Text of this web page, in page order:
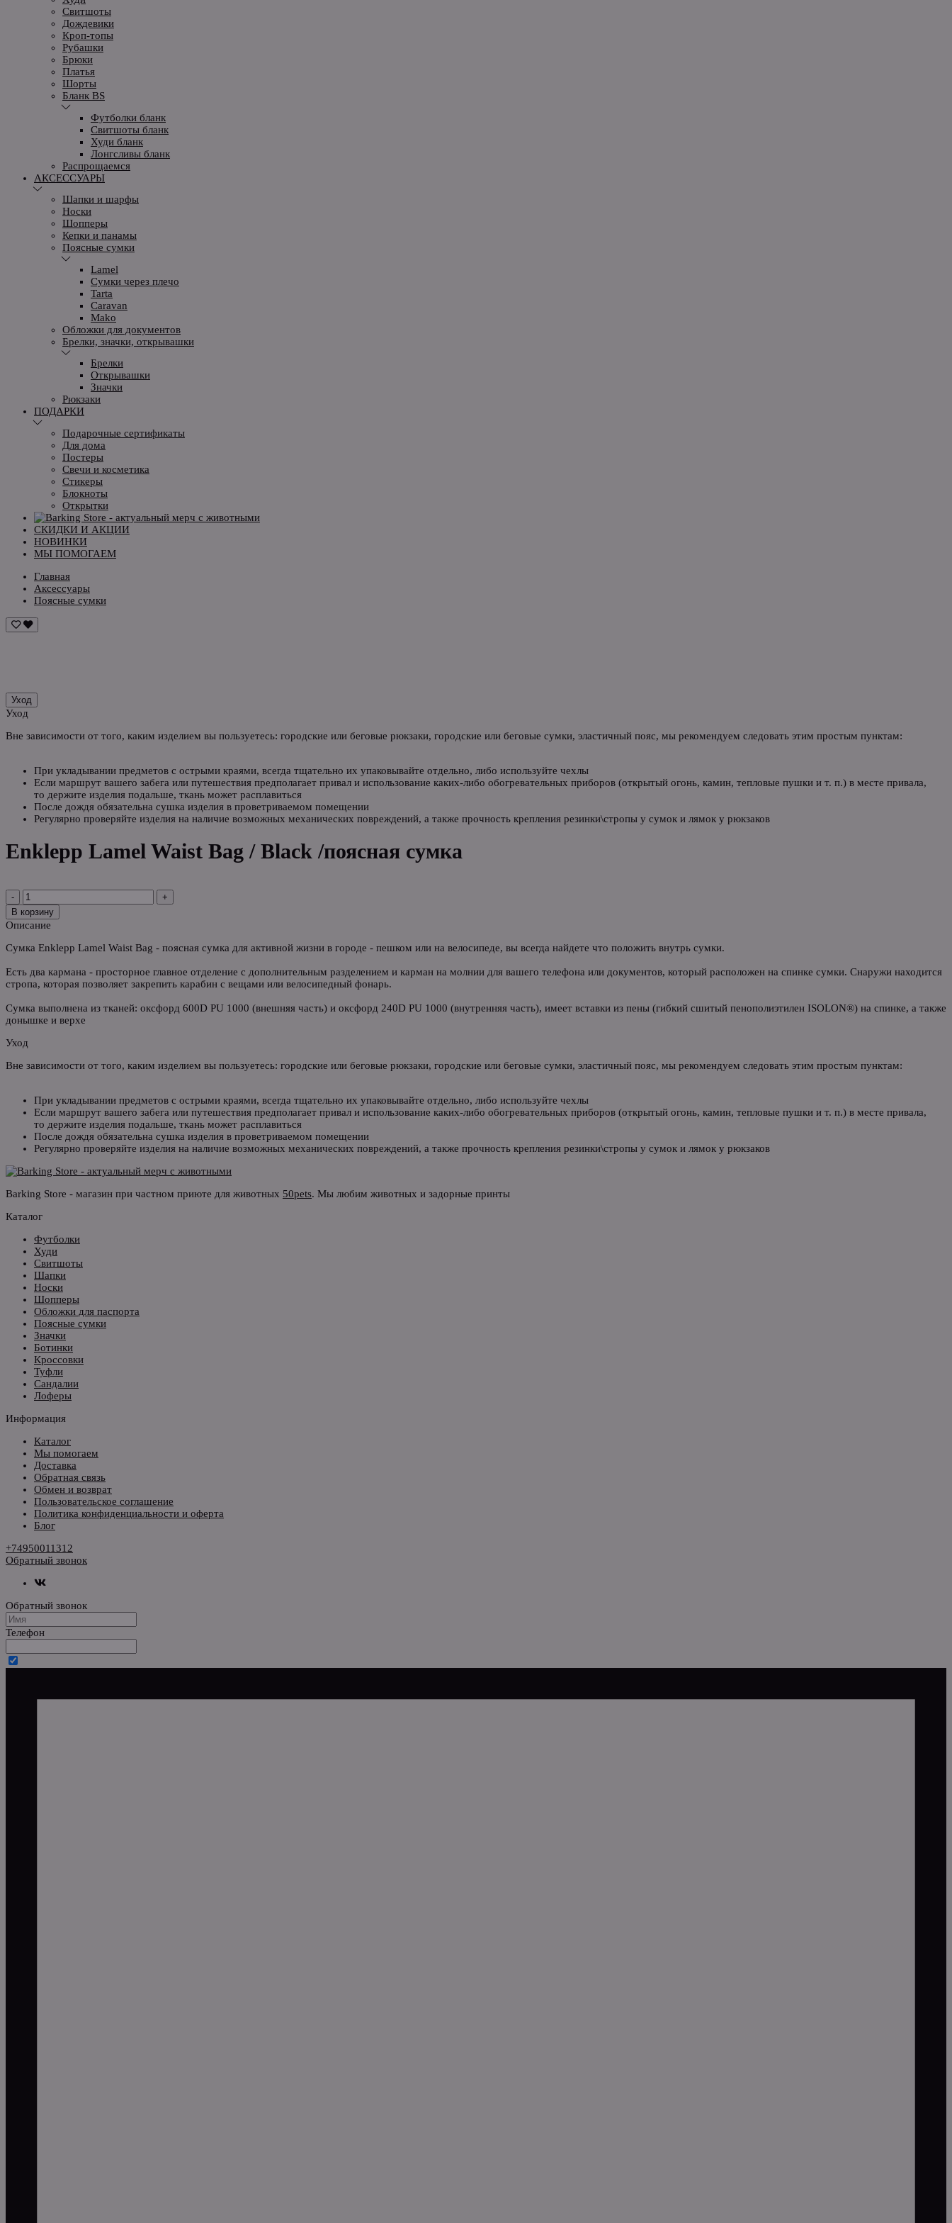
Свитшоты
Дождевики
Кроп-топы
Рубашки
Брюки
Платья
Шорты
Бланк BS
Футболки бланк
Свитшоты бланк
Худи бланк
Лонгсливы бланк
Распрощаемся
АКСЕССУАРЫ
Шапки и шарфы
Носки
Шопперы
Кепки и панамы
Поясные сумки
Lamel
Сумки через плечо
Tarta
Caravan
Mako
Обложки для документов
Брелки, значки, открывашки
Брелки
Открывашки
Значки
Рюкзаки
ПОДАРКИ
Подарочные сертификаты
Для дома
Постеры
Свечи и косметика
Стикеры
Блокноты
Открытки
СКИДКИ И АКЦИИ
НОВИНКИ
МЫ ПОМОГАЕМ
Главная
Аксессуары
Поясные сумки
Уход
Уход
Вне зависимости от того, каким изделием вы пользуетесь: городские или беговые рюкзаки, городские или беговые сумки, эластичный пояс, мы рекомендуем следовать этим простым пунктам:
При укладывании предметов с острыми краями, всегда тщательно их упаковывайте отдельно, либо используйте чехлы
Если маршрут вашего забега или путешествия предполагает привал и использование каких-либо обогревательных приборов (открытый огонь, камин, тепловые пушки и т. п.) в месте привала,
то держите изделия подальше, ткань может расплавиться
После дождя обязательна сушка изделия в проветриваемом помещении
Регулярно проверяйте изделия на наличие возможных механических повреждений, а также прочность крепления резинки\стропы у сумок и лямок у рюкзаков
Enklepp Lamel Waist Bag / Black /поясная сумка
-
+
В корзину
Описание
Сумка Enklepp Lamel Waist Bag - поясная сумка для активной жизни в городе - пешком или на велосипеде, вы всегда найдете что положить внутрь сумки.
Есть два кармана - просторное главное отделение с дополнительным разделением и карман на молнии для вашего телефона или документов, который расположен на спинке сумки. Снаружи находится
стропа, которая позволяет закрепить карабин с вещами или велосипедный фонарь.
Сумка выполнена из тканей: оксфорд 600D PU 1000 (внешняя часть) и оксфорд 240D PU 1000 (внутренняя часть), имеет вставки из пены (гибкий сшитый пенополиэтилен ISOLON®) на спинке, а также
донышке и верхе
Уход
Вне зависимости от того, каким изделием вы пользуетесь: городские или беговые рюкзаки, городские или беговые сумки, эластичный пояс, мы рекомендуем следовать этим простым пунктам:
При укладывании предметов с острыми краями, всегда тщательно их упаковывайте отдельно, либо используйте чехлы
Если маршрут вашего забега или путешествия предполагает привал и использование каких-либо обогревательных приборов (открытый огонь, камин, тепловые пушки и т. п.) в месте привала,
то держите изделия подальше, ткань может расплавиться
После дождя обязательна сушка изделия в проветриваемом помещении
Регулярно проверяйте изделия на наличие возможных механических повреждений, а также прочность крепления резинки\стропы у сумок и лямок у рюкзаков
Barking Store - магазин при частном приюте для животных 50pets. Мы любим животных и задорные принты
Каталог
Футболки
Худи
Свитшоты
Шапки
Носки
Шопперы
Обложки для паспорта
Поясные сумки
Значки
Ботинки
Кроссовки
Туфли
Сандалии
Лоферы
Информация
Каталог
Мы помогаем
Доставка
Обратная связь
Обмен и возврат
Пользовательское соглашение
Политика конфиденциальности и оферта
Блог
+74950011312
Обратный звонок
Обратный звонок
Телефон